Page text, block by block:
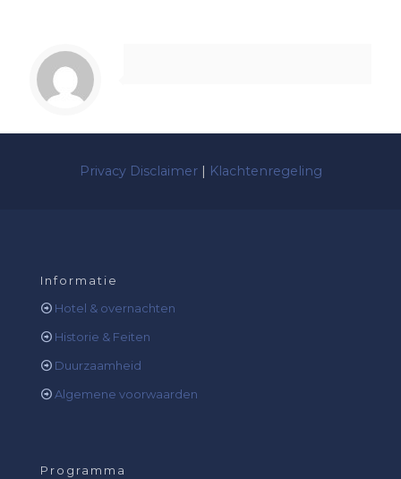
Privacy Disclaimer| Klachtenregeling
Informatie
Hotel & overnachten
Historie & Feiten
Duurzaamheid
Algemene voorwaarden
Programma